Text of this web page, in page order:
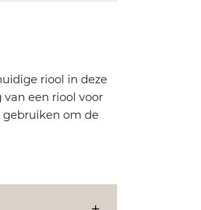
riool in deze
een riool voor
om de